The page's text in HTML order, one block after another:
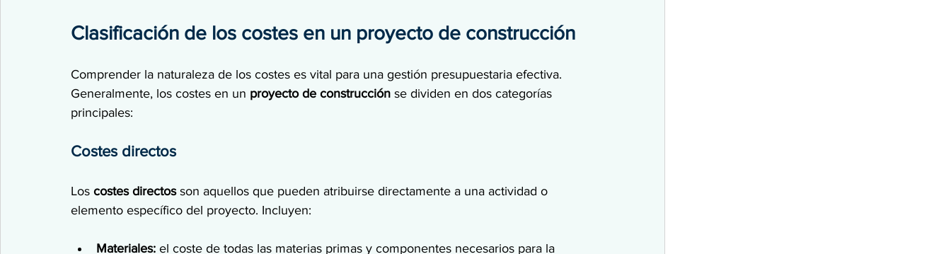
Clasificación de los costes en un proyecto de construcción
Comprender la naturaleza de los costes es vital para una gestión presupuestaria efectiva.
Generalmente, los costes en un proyecto de construcción se dividen en dos categorías
principales:
Costes directos
Los costes directos son aquellos que pueden atribuirse directamente a una actividad o
elemento específico del proyecto. Incluyen:
Materiales: el coste de todas las materias primas y componentes necesarios para la